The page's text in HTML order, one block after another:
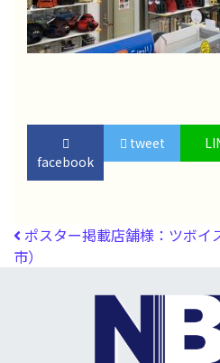
facebook
tweet
投稿ナビゲー
ポスター掲載店舗様：ツボイ
市）